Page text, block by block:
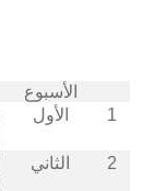
الأسبوع
1
الأول
2 الثاني